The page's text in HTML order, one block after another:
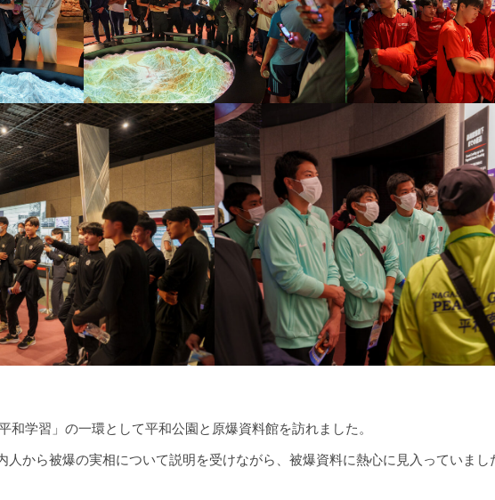
和学習」の一環として平和公園と原爆資料館を訪れました。
から被爆の実相について説明を受けながら、被爆資料に熱心に見入っていまし